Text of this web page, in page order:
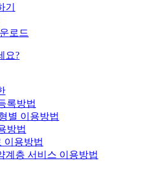
기
로드
요?
록방법
별 이용방법
방법
이용방법
계층 서비스 이용방법